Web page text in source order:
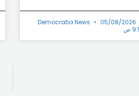
Democratia News
05/08/2026
ص